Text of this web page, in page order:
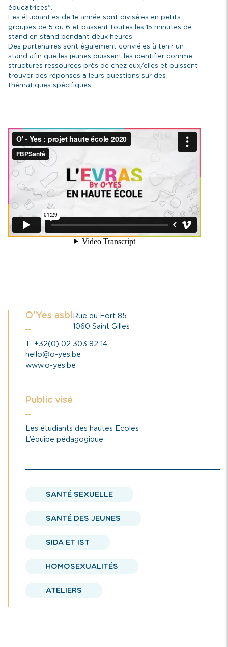
éducatrices”.
Les étudiant·es de 1e année sont divisé·es en petits
groupes de 5 ou 6 et passent toutes les 15 minutes de
stand en stand pendant deux heures.
Des partenaires sont également convié·es à tenir un
stand afin que les jeunes puissent les identifier comme
structures ressources près de chez eux/elles et puissent
trouver des réponses à leurs questions sur des
thématiques spécifiques.
O'Yes asbl Rue du Fort 85
1060 Saint Gilles
T
+32(0) 02 303 82 14
hello@o-yes.be
www.o-yes.be
Public visé
Les étudiants des hautes Ecoles
L’équipe pédagogique
SANTÉ SEXUELLE
SANTÉ DES JEUNES
SIDA ET IST
HOMOSEXUALITÉS
ATELIERS